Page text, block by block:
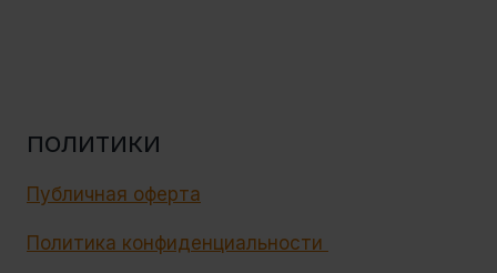
ПОЛИТИКИ
Публичная оферта
Политика конфиденциальности